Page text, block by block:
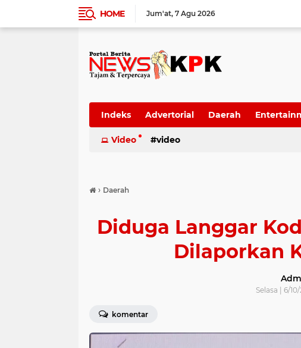
HOME Jum'at 7 Agu 2026
Indeks Advertorial Daerah
Video video
› Daerah
Diduga Langgar
Dilaporkan
Selasa | 6/
komentar